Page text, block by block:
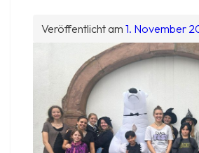
Veröffentlicht am 1. November